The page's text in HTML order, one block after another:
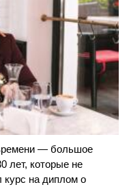
— большое
лет, которые не
на диплом о